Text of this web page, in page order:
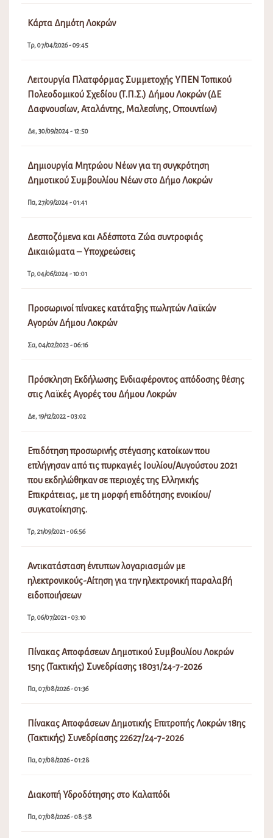
Κάρτα Δημότη Λοκρών
Τρ, 07/04/2026 - 09:45
Λειτουργία Πλατφόρμας Συμμετοχής ΥΠΕΝ Τοπικού
Πολεοδομικού Σχεδίου (Τ.Π.Σ.) Δήμου Λοκρών (ΔΕ
Δαφνουσίων, Αταλάντης, Μαλεσίνης, Οπουντίων)
Δε, 30/09/2024 - 12:50
Δημιουργία Μητρώου Νέων για τη συγκρότηση
Δημοτικού Συμβουλίου Νέων στο Δήμο Λοκρών
Πα, 27/09/2024 - 01:41
Δεσποζόμενα και Αδέσποτα Ζώα συντροφιάς
Δικαιώματα – Υποχρεώσεις
Τρ, 04/06/2024 - 10:01
Προσωρινοί πίνακες κατάταξης πωλητών Λαϊκών
Αγορών Δήμου Λοκρών
Σα, 04/02/2023 - 06:16
Πρόσκληση Εκδήλωσης Ενδιαφέροντος απόδοσης θέσης
στις Λαϊκές Αγορές του Δήμου Λοκρών
Δε, 19/12/2022 - 03:02
Επιδότηση προσωρινής στέγασης κατοίκων που
επλήγησαν από τις πυρκαγιές Ιουλίου/Αυγούστου 2021
που εκδηλώθηκαν σε περιοχές της Ελληνικής
Επικράτειας, με τη μορφή επιδότησης ενοικίου/
συγκατοίκησης.
Τρ, 21/09/2021 - 06:56
Αντικατάσταση έντυπων λογαριασμών με
ηλεκτρονικούς-Αίτηση για την ηλεκτρονική παραλαβή
ειδοποιήσεων
Τρ, 06/07/2021 - 03:10
Πίνακας Αποφάσεων Δημοτικού Συμβουλίου Λοκρών
15ης (Τακτικής) Συνεδρίασης 18031/24-7-2026
Πα, 07/08/2026 - 01:36
Πίνακας Αποφάσεων Δημοτικής Επιτροπής Λοκρών 18ης
(Τακτικής) Συνεδρίασης 22627/24-7-2026
Πα, 07/08/2026 - 01:28
Διακοπή Υδροδότησης στο Καλαπόδι
Πα, 07/08/2026 - 08:58